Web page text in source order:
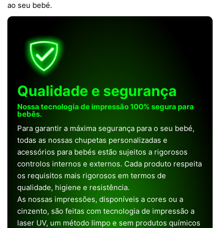
ao seu bebé.
Qualidade e segurança
Nossa tecnologia de impressão 100% segura para
bebês.
Para garantir a máxima segurança para o seu bebé,
todas as nossas chupetas personalizadas e
acessórios para bebés estão sujeitos a rigorosos
controlos internos e externos. Cada produto respeita
os requisitos mais rigorosos em termos de
qualidade, higiene e resistência.
As nossas impressões, disponíveis a cores ou a
cinzento, são feitas com tecnologia de impressão a
laser UV, um método limpo e sem produtos químicos